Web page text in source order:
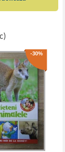
-30%